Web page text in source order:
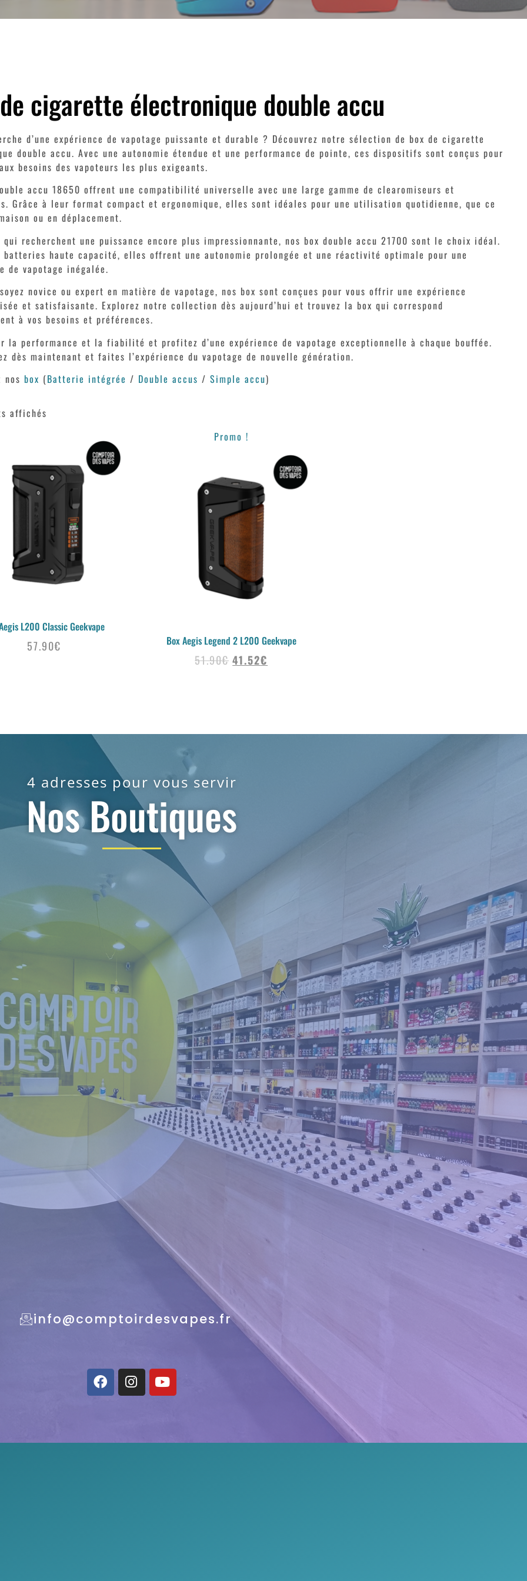
cigarette électronique double accu
d’une expérience de vapotage puissante et durable ? Découvrez notre sélection de box de cigarette
double accu. Avec une autonomie étendue et une performance de pointe, ces dispositifs sont conçus pour
besoins des vapoteurs les plus exigeants.
accu 18650 offrent une compatibilité universelle avec une large gamme de clearomiseurs et
Grâce à leur format compact et ergonomique, elles sont idéales pour une utilisation quotidienne, que ce
ou en déplacement.
qui recherchent une puissance encore plus impressionnante, nos box double accu 21700 sont le choix idéal.
batteries haute capacité, elles offrent une autonomie prolongée et une réactivité optimale pour une
de vapotage inégalée.
novice ou expert en matière de vapotage, nos box sont conçues pour vous offrir une expérience
et satisfaisante. Explorez notre collection dès aujourd’hui et trouvez la box qui correspond
à vos besoins et préférences.
la performance et la fiabilité et profitez d’une expérience de vapotage exceptionnelle à chaque bouffée.
dès maintenant et faites l’expérience du vapotage de nouvelle génération.
nosbox (Batterie intégrée / Double accus /Simple accu)
affichés
L200 Classic Geekvape
57.90€
Promo !
Box Aegis Legend 2 L200 Geekvape
51.90€ 41.52€
4 adresses pour vous servir
Nos Boutiques
info@comptoirdesvapes.fr